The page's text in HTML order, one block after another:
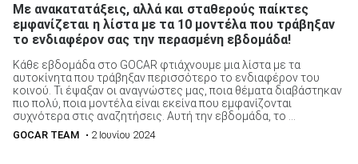
Με ανακατατάξεις, αλλά και σταθερούς παίκτες
εμφανίζεται η λίστα με τα 10 μοντέλα που τράβηξαν
το ενδιαφέρον σας την περασμένη εβδομάδα!
Κάθε εβδομάδα στο GOCAR φτιάχνουμε μια λίστα με τα
αυτοκίνητα που τράβηξαν περισσότερο το ενδιαφέρον του
κοινού. Τι έψαξαν οι αναγνώστες μας, ποια θέματα διαβάστηκαν
πιο πολύ, ποια μοντέλα είναι εκείνα που εμφανίζονται
συχνότερα στις αναζητήσεις. Αυτή την εβδομάδα, το ...
GOCAR TEAM • 2 Ιουνίου 2024